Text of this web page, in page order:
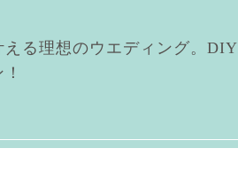
える理想のウエディング。DIY